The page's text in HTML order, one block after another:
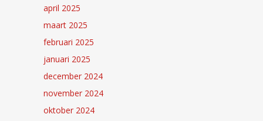
april 2025
maart 2025
februari 2025
januari 2025
december 2024
november 2024
oktober 2024